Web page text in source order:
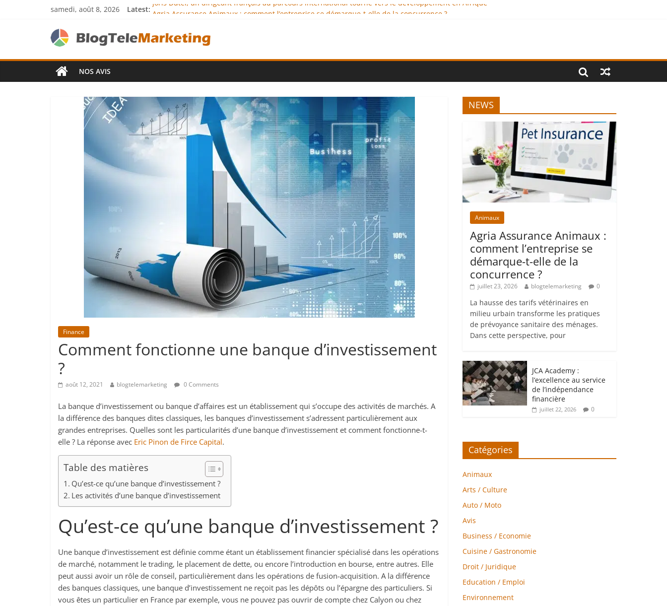
samedi, août 8, 2026 Latest: Joris Dutel, un dirigeant français au parcours international tourné vers le développement en Afrique
JCA Academy : l’excellence au service de l’indépendance financière
Denis Bouclon : la diplomatie éducative comme moteur de coopération internationale
NOS AVIS
Finance
Comment fonctionne une banque d’investissement
?
août 12, 2021 blogtelemarketing 0 Comments
La banque d’investissement ou banque d’affaires est un établissement qui s’occupe des activités de marchés. A
la différence des banques dites classiques, les banques d’investissement s’adressent particulièrement aux
grandes entreprises. Quelles sont les particularités d’une banque d’investissement et comment fonctionne-t-
elle ? La réponse avec Eric Pinon de Firce Capital.
Table des matières
Qu’est-ce qu’une banque d’investissement ?
Les activités d’une banque d’investissement
Qu’est-ce qu’une banque d’investissement ?
Une banque d’investissement est définie comme étant un établissement financier spécialisé dans les opérations
de marché, notamment le trading, le placement de dette, ou encore l’introduction en bourse, entre autres. Elle
peut aussi avoir un rôle de conseil, particulièrement dans les opérations de fusion-acquisition. A la différence
des banques classiques, une banque d’investissement ne reçoit pas les dépôts ou l’épargne des particuliers. Si
vous êtes un particulier en France par exemple, vous ne pouvez pas ouvrir de compte chez Calyon ou chez
NEWS
Animaux
Agria Assurance Animaux :
comment l’entreprise se
démarque-t-elle de la
concurrence ?
juillet 23, 2026 blogtelemarketing 0
La hausse des tarifs vétérinaires en
milieu urbain transforme les pratiques
de prévoyance sanitaire des ménages.
Dans cette perspective, pour
JCA Academy :
l’excellence au service
de l’indépendance
financière
juillet 22, 2026 0
Catégories
Animaux
Arts / Culture
Auto / Moto
Avis
Business / Economie
Cuisine / Gastronomie
Droit / Juridique
Education / Emploi
Environnement